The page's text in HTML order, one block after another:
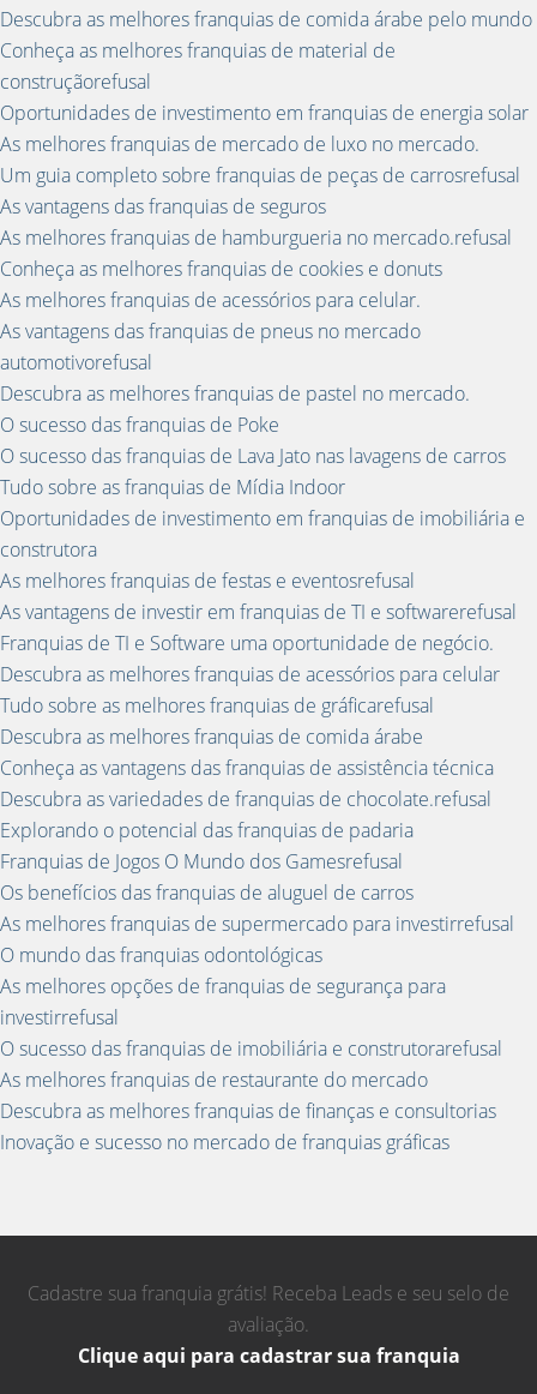
Descubra as melhores franquias de comida árabe pelo mundo
Conheça as melhores franquias de material de
construçãorefusal
Oportunidades de investimento em franquias de energia solar
As melhores franquias de mercado de luxo no mercado.
Um guia completo sobre franquias de peças de carrosrefusal
As vantagens das franquias de seguros
As melhores franquias de hamburgueria no mercado.refusal
Conheça as melhores franquias de cookies e donuts
As melhores franquias de acessórios para celular.
As vantagens das franquias de pneus no mercado
automotivorefusal
Descubra as melhores franquias de pastel no mercado.
O sucesso das franquias de Poke
O sucesso das franquias de Lava Jato nas lavagens de carros
Tudo sobre as franquias de Mídia Indoor
Oportunidades de investimento em franquias de imobiliária e
construtora
As melhores franquias de festas e eventosrefusal
As vantagens de investir em franquias de TI e softwarerefusal
Franquias de TI e Software uma oportunidade de negócio.
Descubra as melhores franquias de acessórios para celular
Tudo sobre as melhores franquias de gráficarefusal
Descubra as melhores franquias de comida árabe
Conheça as vantagens das franquias de assistência técnica
Descubra as variedades de franquias de chocolate.refusal
Explorando o potencial das franquias de padaria
Franquias de Jogos O Mundo dos Gamesrefusal
Os benefícios das franquias de aluguel de carros
As melhores franquias de supermercado para investirrefusal
O mundo das franquias odontológicas
As melhores opções de franquias de segurança para
investirrefusal
O sucesso das franquias de imobiliária e construtorarefusal
As melhores franquias de restaurante do mercado
Descubra as melhores franquias de finanças e consultorias
Inovação e sucesso no mercado de franquias gráficas
Cadastre sua franquia grátis! Receba Leads e seu selo de
avaliação.
Clique aqui para cadastrar sua franquia